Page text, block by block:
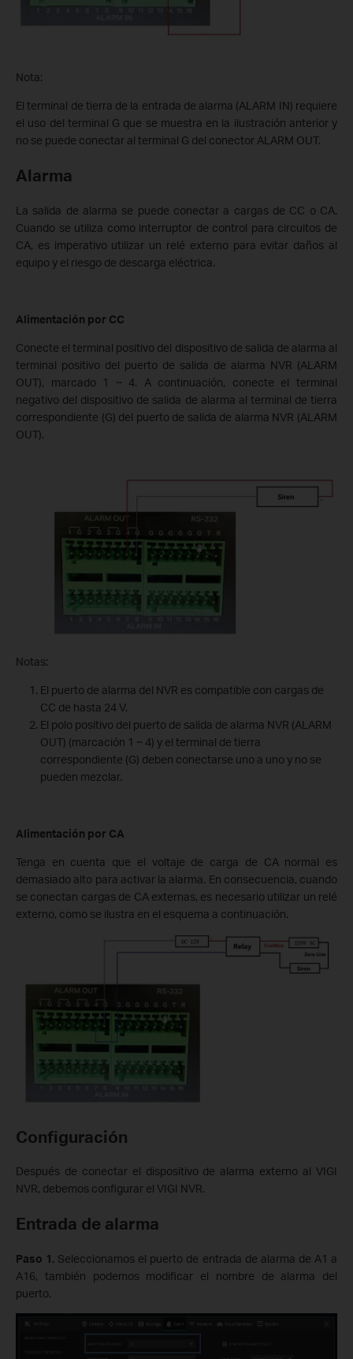
Nota:
El terminal de tierra de la entrada de alarma (ALARM IN) requiere
el uso del terminal G que se muestra en la ilustración anterior y
no se puede conectar al terminal G del conector ALARM OUT.
Alarma
La salida de alarma se puede conectar a cargas de CC o CA.
Cuando se utiliza como interruptor de control para circuitos de
CA, es imperativo utilizar un relé externo para evitar daños al
equipo y el riesgo de descarga eléctrica.
Alimentación por CC
Conecte el terminal positivo del dispositivo de salida de alarma al
terminal positivo del puerto de salida de alarma NVR (ALARM
OUT), marcado 1 ~ 4. A continuación, conecte el terminal
negativo del dispositivo de salida de alarma al terminal de tierra
correspondiente (G) del puerto de salida de alarma NVR (ALARM
OUT).
Notas:
El puerto de alarma del NVR es compatible con cargas de
CC de hasta 24 V.
El polo positivo del puerto de salida de alarma NVR (ALARM
OUT) (marcación 1 ~ 4) y el terminal de tierra
correspondiente (G) deben conectarse uno a uno y no se
pueden mezclar.
Alimentación por CA
Tenga en cuenta que el voltaje de carga de CA normal es
demasiado alto para activar la alarma. En consecuencia, cuando
se conectan cargas de CA externas, es necesario utilizar un relé
externo, como se ilustra en el esquema a continuación.
Configuración
Después de conectar el dispositivo de alarma externo al VIGI
NVR, debemos configurar el VIGI NVR.
Entrada de alarma
Paso 1. Seleccionamos el puerto de entrada de alarma de A1 a
A16, también podemos modificar el nombre de alarma del
puerto.